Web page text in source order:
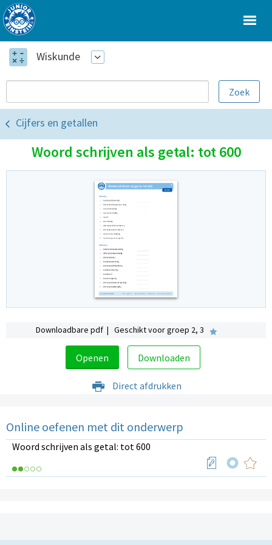
Wiskunde
Cijfers en getallen
Woord schrijven als getal: tot 600
Downloadbare pdf | Geschikt voor groep 2, 3
Openen Downloaden
Direct afdrukken
Online oefenen met dit onderwerp
Woord schrijven als getal: tot 600